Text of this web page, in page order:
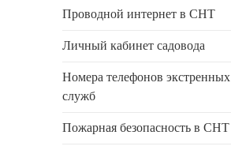
Проводной интернет в СНТ
Личный кабинет садовода
Номера телефонов экстренных
служб
Пожарная безопасность в СНТ